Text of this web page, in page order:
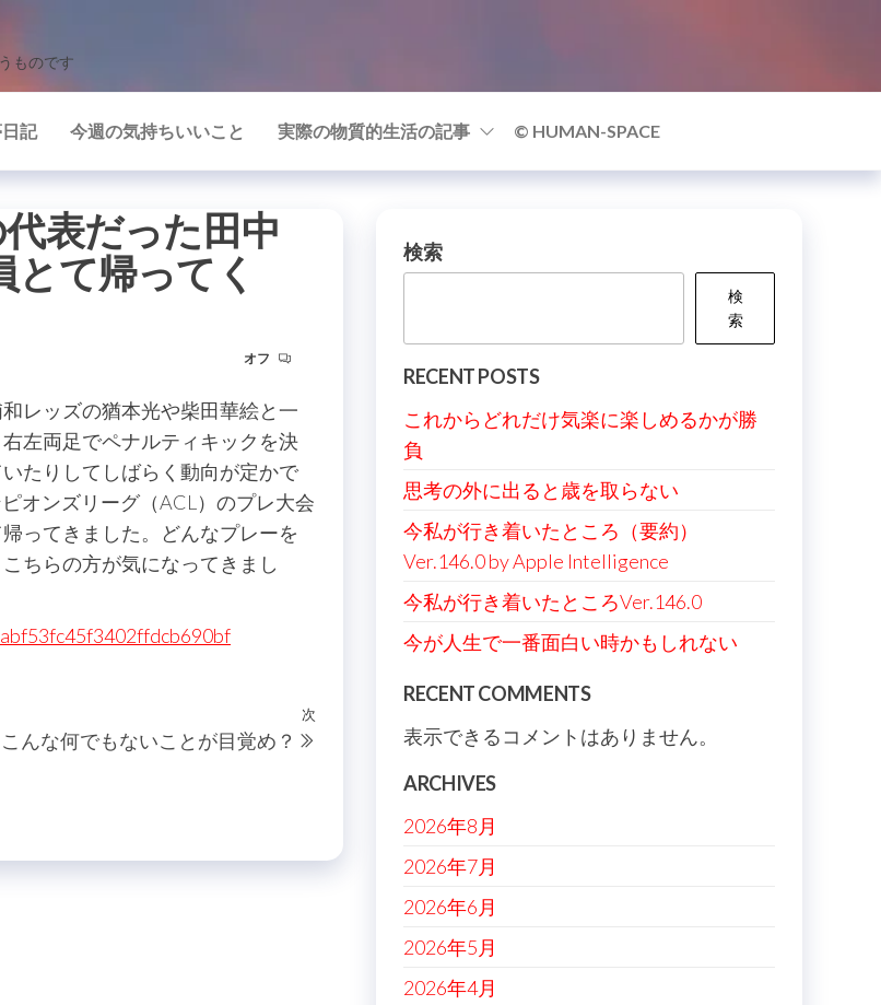
ものです
記 今週の気持ちいいこと 実際の物質的生活の記事 © HUMAN-SPACE
表だった田中
て帰ってく
オフ
レッズの猶本光や柴田華絵と一
左両足でペナルティキックを決
たりしてしばらく動向が定かで
オンズリーグ（ACL）のプレ大会
ってきました。どんなプレーを
ちらの方が気になってきまし
次
次
こんな何でもないことが目覚め？
検索
検
索
RECENT POSTS
これからどれだけ気楽に楽しめるかが勝
負
思考の外に出ると歳を取らない
今私が行き着いたところ（要約）
Ver.146.0 by Apple Intelligence
今私が行き着いたところVer.146.0
今が人生で一番面白い時かもしれない
RECENT COMMENTS
表示できるコメントはありません。
ARCHIVES
2026年8月
2026年7月
2026年6月
2026年5月
2026年4月